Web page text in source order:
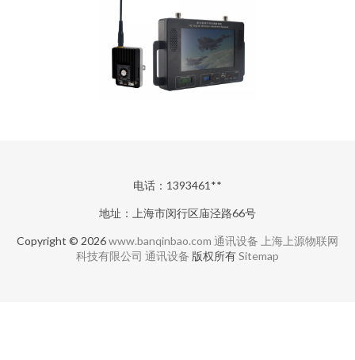
电话：1393461**
地址：上海市闵行区庙泾路66号
Copyright © 2026www.banqinbao.com 通讯设备 上海上源物联网
科技有限公司 通讯设备 版权所有Sitemap